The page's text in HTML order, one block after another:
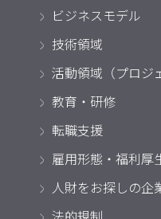
ビジネスモデル
技術領域
活動領域（プロジ
教育・研修
転職支援
雇用形態・福利厚
人財をお探しの企